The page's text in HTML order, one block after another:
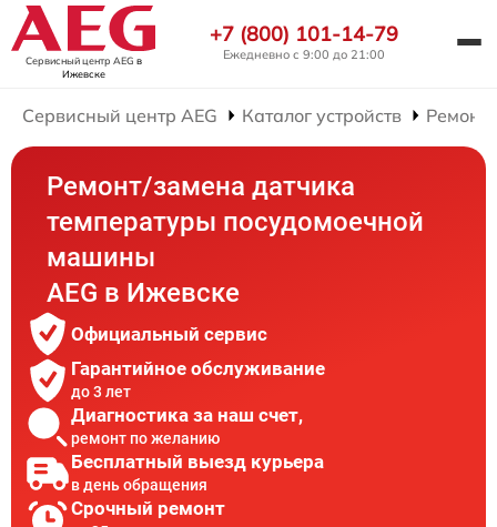
Сервисный центр AEG в
Ижевске
+7 (800) 101-14-79
Ежедневно с 9:00 до 21:00
Сервисный центр AEG Каталог устройств Ремонт
Ремонт/замена датчика
температуры посудомоечной
машины
AEG в Ижевске
Официальный сервис
Гарантийное обслуживание
до 3 лет
Диагностика за наш счет,
ремонт по желанию
Бесплатный выезд курьера
в день обращения
Срочный ремонт